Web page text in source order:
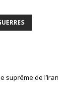
suprême de l’Iran